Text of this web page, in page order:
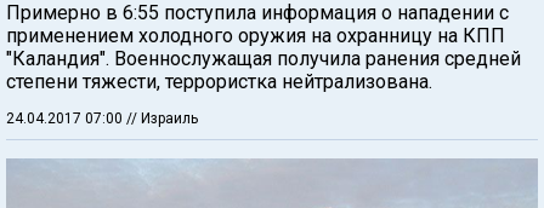
Примерно в 6:55 поступила информация о нападении с
применением холодного оружия на охранницу на КПП
"Каландия". Военнослужащая получила ранения средней
степени тяжести, террористка нейтрализована.
24.04.2017 07:00 // Израиль